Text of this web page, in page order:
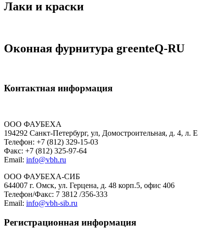
Лаки и краски
Оконная фурнитура greenteQ-RU
Контактная информация
ООО ФАУБЕХА
194292 Санкт-Петербург, ул, Домостроительная, д. 4, л. Е
Телефон: +7 (812) 329-15-03
Факс: +7 (812) 325-97-64
Email: info@vbh.ru
ООО ФАУБЕХА-СИБ
644007 г. Омск, ул. Герцена, д. 48 корп.5, офис 406
Телефон/Факс: 7 3812 /356-333
Email: info@vbh-sib.ru
Регистрационная информация